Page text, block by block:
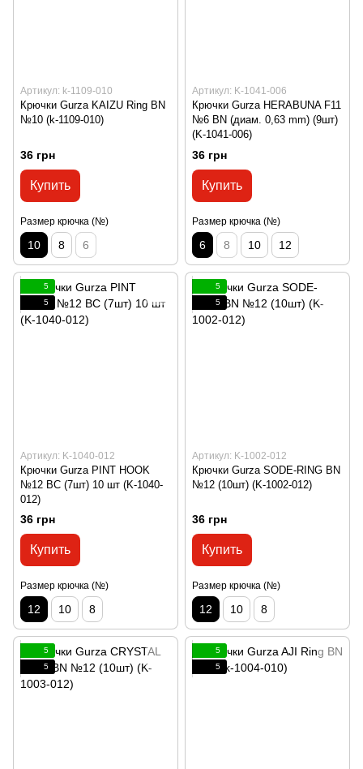
Артикул: k-1109-010
Крючки Gurza KAIZU Ring BN
№10 (k-1109-010)
36 грн
Купить
Размер крючка (№)
10 8 6
Артикул: K-1041-006
Крючки Gurza HERABUNA F11
№6 BN (диам. 0,63 mm) (9шт)
(K-1041-006)
36 грн
Купить
Размер крючка (№)
6 8 10 12
5
5
Артикул: K-1040-012
Крючки Gurza PINT HOOK
№12 BC (7шт) 10 шт (K-1040-
012)
36 грн
Купить
Размер крючка (№)
12 10 8
5
5
Артикул: K-1002-012
Крючки Gurza SODE-RING BN
№12 (10шт) (K-1002-012)
36 грн
Купить
Размер крючка (№)
12 10 8
5
5
5
5